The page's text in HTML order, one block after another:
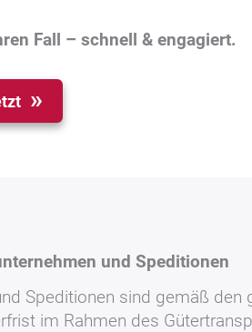
Fall – schnell & engagiert.
und Speditionen
Speditionen sind gemäß
im Rahmen des